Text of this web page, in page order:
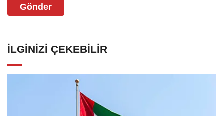
Gönder
İLGINIZI ÇEKEBILIR